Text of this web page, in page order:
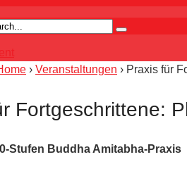
› Veranstaltungen › Praxis für
Fortgeschrittene:
Stufen Buddha Amitabha-Praxis